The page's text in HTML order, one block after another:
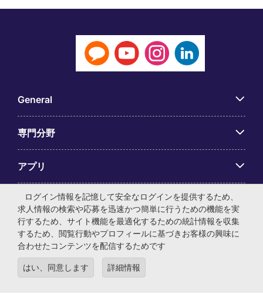
General
専門分野
アプリ
Employer Centre
© マイケル・ペイジ・インターナショナル・ジャパン株式会
社 法人番号：0104-01-043253 本社所在地：〒105-0001 東
ログイン情報を記憶して安全なログインを提供するため、
求人情報の検索や応募を迅速かつ簡単に行うための機能を実
行するため、サイト機能を最適化するための統計情報を収集
するため、閲覧行動やプロフィールに基づきお客様の興味に
合わせたコンテンツを配信するためです
はい、同意します 詳細情報